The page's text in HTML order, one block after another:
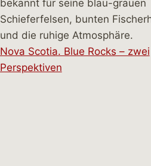
Nova Scotia. Blue Rocks – zwei
Perspektiven